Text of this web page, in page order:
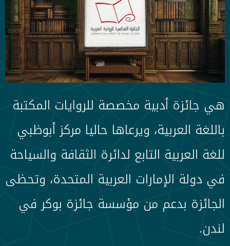
هي جائزة أدبية مخصصة للروايات المكتبة
باللغة العربية، ويرعاها حاليا مركز أبوظبي
للغة العربية التابع لدائرة الثقافة والسياحة
في دولة الإمارات العربية المتحدة، وتحظى
الجائزة بدعم من مؤسسة جائزة بوكر في
لندن.